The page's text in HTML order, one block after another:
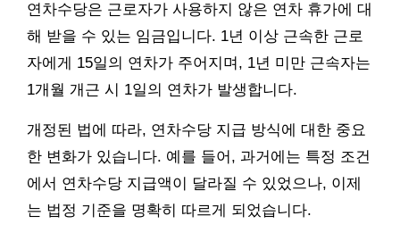
연차수당은 근로자가 사용하지 않은 연차 휴가에 대
해 받을 수 있는 임금입니다. 1년 이상 근속한 근로
자에게 15일의 연차가 주어지며, 1년 미만 근속자는
1개월 개근 시 1일의 연차가 발생합니다.
개정된 법에 따라, 연차수당 지급 방식에 대한 중요
한 변화가 있습니다. 예를 들어, 과거에는 특정 조건
에서 연차수당 지급액이 달라질 수 있었으나, 이제
는 법정 기준을 명확히 따르게 되었습니다.